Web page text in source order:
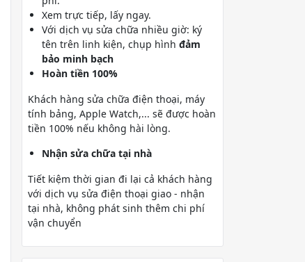
Xem trực tiếp, lấy ngay.
Với dịch vụ sửa chữa nhiều giờ: ký
tên trên linh kiện, chụp hình đảm
bảo minh bạch
Hoàn tiền 100%
Khách hàng sửa chữa điện thoại, máy
tính bảng, Apple Watch,... sẽ được hoàn
tiền 100% nếu không hài lòng.
Nhận sửa chữa tại nhà
Tiết kiệm thời gian đi lại cả khách hàng
với dịch vụ sửa điện thoại giao - nhận
tại nhà, không phát sinh thêm chi phí
vận chuyển